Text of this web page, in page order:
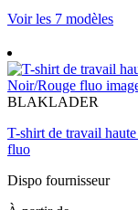
Voir les 7 modèles
BLAKLADER
T-shirt de travail
fluo
Dispo fournisseur